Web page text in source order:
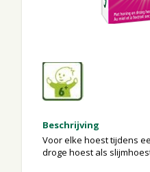
Beschrijving
Voor elke hoest tijdens
droge hoest als